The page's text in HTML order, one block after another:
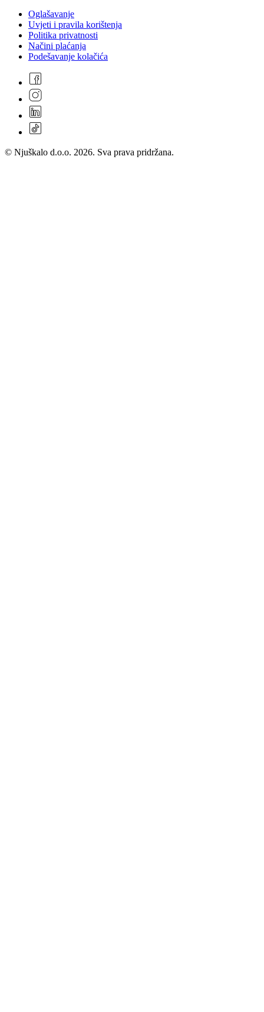
Oglašavanje
Uvjeti i pravila korištenja
Politika privatnosti
Načini plaćanja
Podešavanje kolačića
© Njuškalo d.o.o. 2026. Sva prava pridržana.